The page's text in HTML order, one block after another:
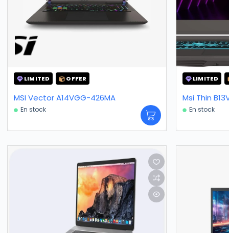
LIMITED OFFER
MSI Vector A14VGG-426MA
En stock
LIMITED
Msi Thin
En stock